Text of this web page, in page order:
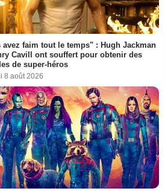
avez faim tout le temps" : Hugh Jackman
Cavill ont souffert pour obtenir des
de super-héros
8 août 2026